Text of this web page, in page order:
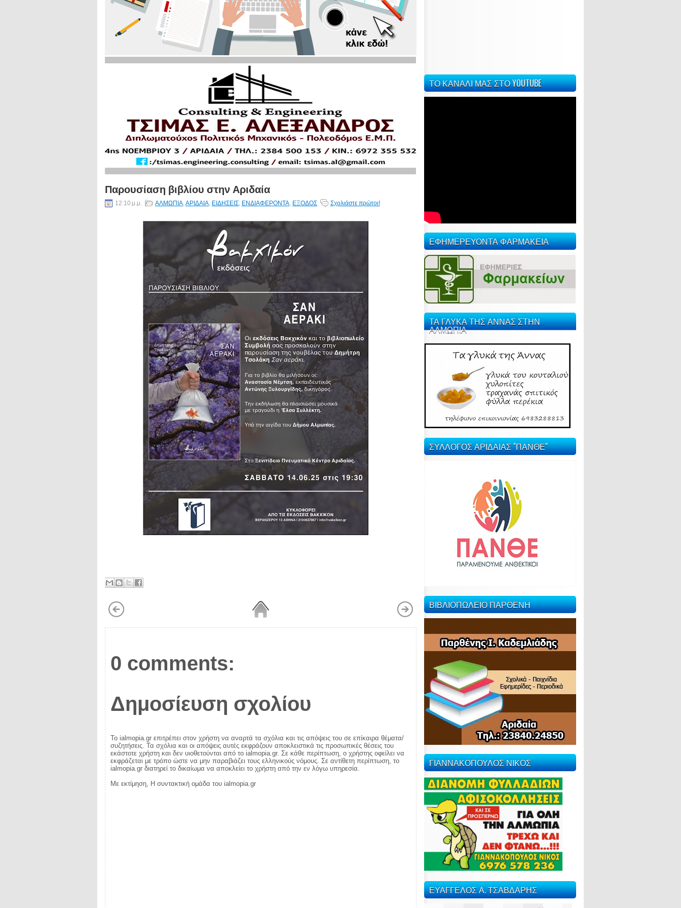
Παρουσίαση βιβλίου στην Αριδαία
12:10 μ.μ. ΑΛΜΩΠΙΑ,ΑΡΙΔΑΙΑ, ΕΙΔΗΣΕΙΣ, ΕΝΔΙΑΦΕΡΟΝΤΑ, ΕΞΟΔΟΣ Σχολιάστε πρώτοι!
0 comments:
Δημοσίευση σχολίου
Το ialmopia.gr επιτρέπει στον χρήστη να αναρτά τα σχόλια και τις απόψεις του σε επίκαιρα θέματα/
συζητήσεις. Τα σχόλια και οι απόψεις αυτές εκφράζουν αποκλειστικά τις προσωπικές θέσεις του
εκάστοτε χρήστη και δεν υιοθετούνται από το ialmopia.gr. Σε κάθε περίπτωση, ο χρήστης οφείλει να
εκφράζεται με τρόπο ώστε να μην παραβιάζει τους ελληνικούς νόμους. Σε αντίθετη περίπτωση, το
ialmopia.gr διατηρεί το δικαίωμα να αποκλείει το χρήστη από την εν λόγω υπηρεσία.
Με εκτίμηση, Η συντακτική ομάδα του ialmopia.gr
ΤΟ ΚΑΝΑΛΙ ΜΑΣ ΣΤΟ YOUTUBE
ΕΦΗΜΕΡΕΥΟΝΤΑ ΦΑΡΜΑΚΕΙΑ
ΤΑ ΓΛΥΚΑ ΤΗΣ ΑΝΝΑΣ ΣΤΗΝ
ΑΛΜΩΠΙΑ
ΣΥΛΛΟΓΟΣ ΑΡΙΔΑΙΑΣ "ΠΑΝΘΕ"
ΒΙΒΛΙΟΠΩΛΕΙΟ ΠΑΡΘΕΝΗ
ΓΙΑΝΝΑΚΟΠΟΥΛΟΣ ΝΙΚΟΣ
ΕΥΑΓΓΕΛΟΣ Α. ΤΣΑΒΔΑΡΗΣ